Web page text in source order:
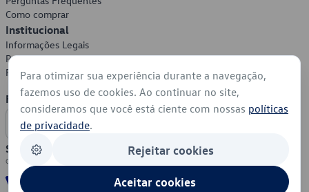
Como comprar
Institucional
Informações Legais
Política de Privacidade
Política de Cookies
Formas de Pagamento
Segurança
Para otimizar sua experiência durante a navegação,
fazemos uso de cookies. Ao continuar no site,
consideramos que você está ciente com nossas políticas
de privacidade.
Rejeitar cookies
Aceitar cookies